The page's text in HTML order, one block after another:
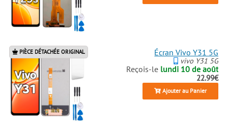
PIÈCE DÉTACHÉE ORIGINAL Écran Vivo Y31 5G
vivo Y31 5G
Reçois-le lundi 10 de août
22.99€
Ajouter au Panier